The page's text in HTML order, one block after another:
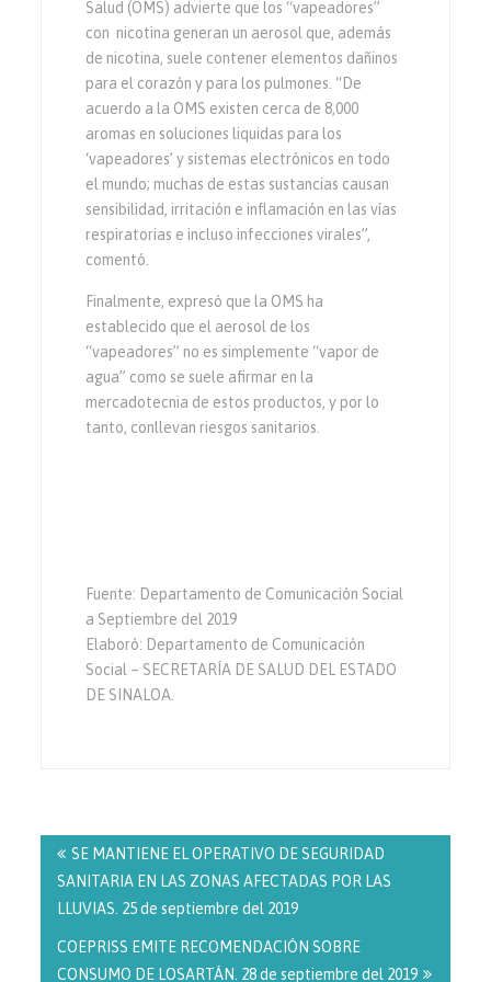
Salud (OMS) advierte que los “vapeadores”
con nicotina generan un aerosol que, además
de nicotina, suele contener elementos dañinos
para el corazón y para los pulmones. “De
acuerdo a la OMS existen cerca de 8,000
aromas en soluciones liquidas para los
‘vapeadores’ y sistemas electrónicos en todo
el mundo; muchas de estas sustancias causan
sensibilidad, irritación e inflamación en las vías
respiratorias e incluso infecciones virales”,
comentó.
Finalmente, expresó que la OMS ha
establecido que el aerosol de los
“vapeadores” no es simplemente “vapor de
agua” como se suele afirmar en la
mercadotecnia de estos productos, y por lo
tanto, conllevan riesgos sanitarios.
Fuente: Departamento de Comunicación Social
a Septiembre del 2019
Elaboró: Departamento de Comunicación
Social – SECRETARÍA DE SALUD DEL ESTADO
DE SINALOA.
de
entradas
SE MANTIENE EL OPERATIVO DE SEGURIDAD
SANITARIA EN LAS ZONAS AFECTADAS POR LAS
LLUVIAS. 25 de septiembre del 2019
COEPRISS EMITE RECOMENDACIÓN SOBRE
CONSUMO DE LOSARTÁN. 28 de septiembre del 2019